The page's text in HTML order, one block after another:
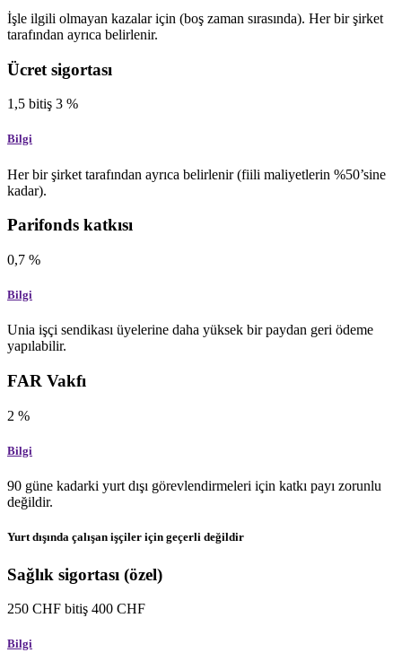
İşle ilgili olmayan kazalar için (boş zaman sırasında). Her bir şirket
tarafından ayrıca belirlenir.
Ücret sigortası
1,5 bitiş 3 %
Bilgi
Her bir şirket tarafından ayrıca belirlenir (fiili maliyetlerin %50’sine
kadar).
Parifonds katkısı
0,7 %
Bilgi
Unia işçi sendikası üyelerine daha yüksek bir paydan geri ödeme
yapılabilir.
FAR Vakfı
2 %
Bilgi
90 güne kadarki yurt dışı görevlendirmeleri için katkı payı zorunlu
değildir.
Yurt dışında çalışan işçiler için geçerli değildir
Sağlık sigortası (özel)
250 CHF bitiş 400 CHF
Bilgi